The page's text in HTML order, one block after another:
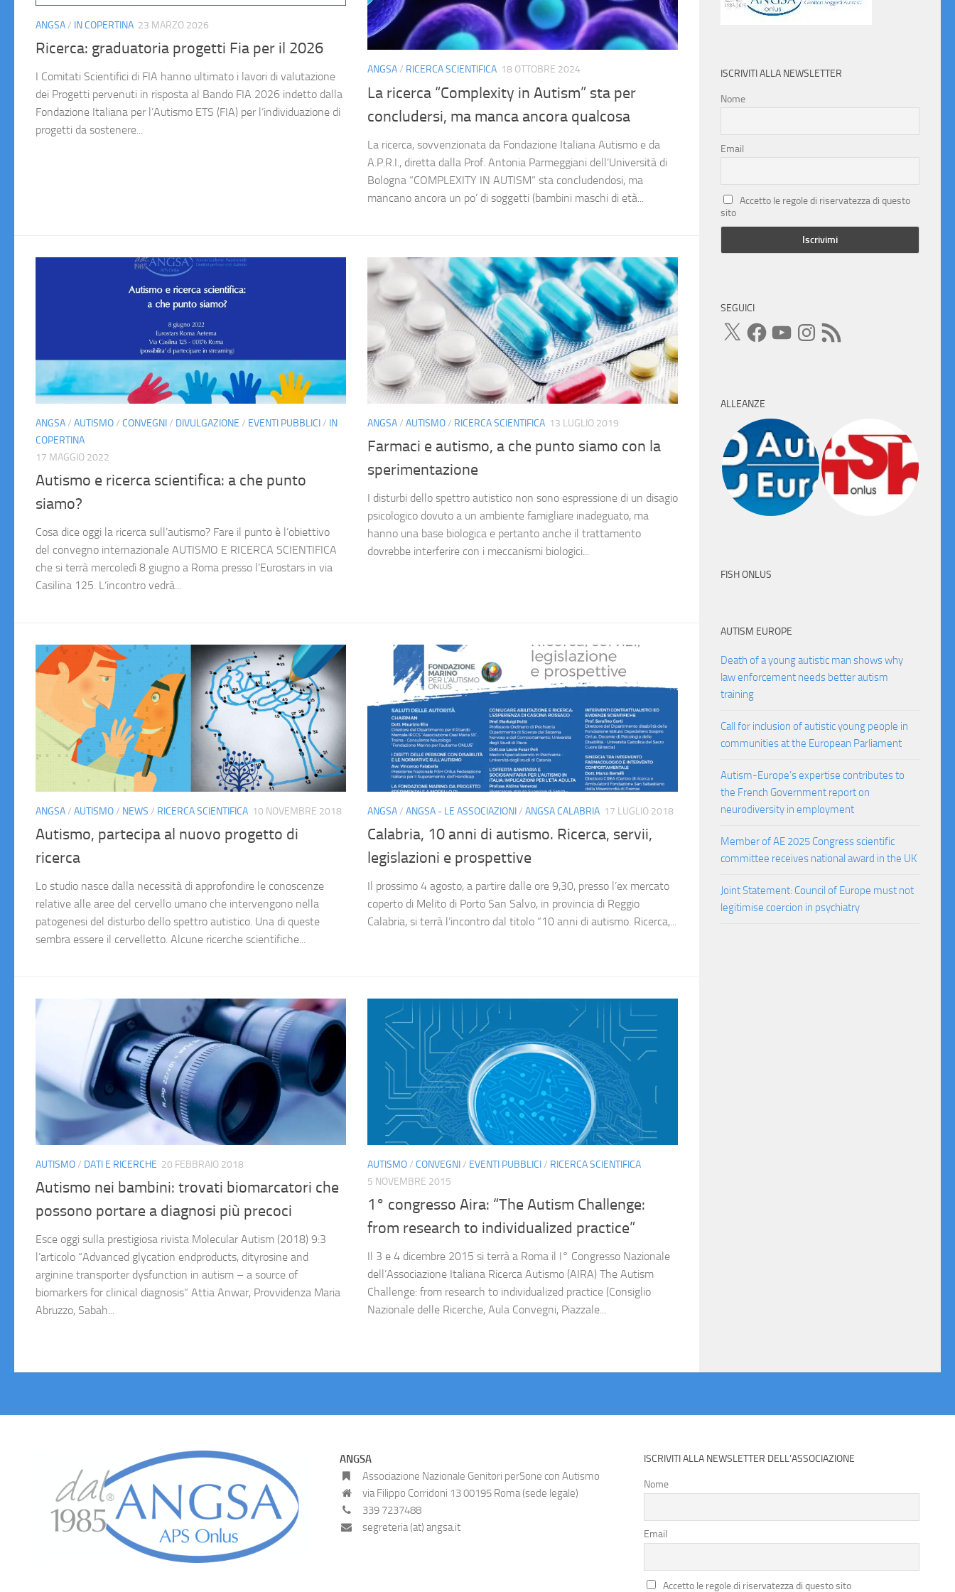
ANGSA/ IN COPERTINA 23 MARZO 2026
Ricerca: graduatoria progetti Fia per il 2026
I Comitati Scientifici di FIA hanno ultimato i lavori di valutazione
dei Progetti pervenuti in risposta al Bando FIA 2026 indetto dalla
Fondazione Italiana per l’Autismo ETS (FIA) per l’individuazione di
progetti da sostenere...
ANGSA/ RICERCA SCIENTIFICA 18 OTTOBRE 2024
La ricerca “Complexity in Autism” sta per
concludersi, ma manca ancora qualcosa
La ricerca, sovvenzionata da Fondazione Italiana Autismo e da
A.P.R.I., diretta dalla Prof. Antonia Parmeggiani dell’Università di
Bologna “COMPLEXITY IN AUTISM” sta concludendosi, ma
mancano ancora un po’ di soggetti (bambini maschi di età...
ANGSA/ AUTISMO/ CONVEGNI/ DIVULGAZIONE / EVENTI PUBBLICI/ IN
COPERTINA
17 MAGGIO 2022
Autismo e ricerca scientifica: a che punto
siamo?
Cosa dice oggi la ricerca sull’autismo? Fare il punto è l’obiettivo
del convegno internazionale AUTISMO E RICERCA SCIENTIFICA
che si terrà mercoledì 8 giugno a Roma presso l’Eurostars in via
Casilina 125. L’incontro vedrà...
ANGSA/ AUTISMO/ RICERCA SCIENTIFICA 13 LUGLIO 2019
Farmaci e autismo, a che punto siamo con la
sperimentazione
I disturbi dello spettro autistico non sono espressione di un disagio
psicologico dovuto a un ambiente famigliare inadeguato, ma
hanno una base biologica e pertanto anche il trattamento
dovrebbe interferire con i meccanismi biologici...
ANGSA/ AUTISMO/ NEWS / RICERCA SCIENTIFICA 10 NOVEMBRE 2018
Autismo, partecipa al nuovo progetto di
ricerca
Lo studio nasce dalla necessità di approfondire le conoscenze
relative alle aree del cervello umano che intervengono nella
patogenesi del disturbo dello spettro autistico. Una di queste
sembra essere il cervelletto. Alcune ricerche scientifiche...
ANGSA/ ANGSA - LE ASSOCIAZIONI/ ANGSA CALABRIA 17 LUGLIO 2018
Calabria, 10 anni di autismo. Ricerca, servii,
legislazioni e prospettive
Il prossimo 4 agosto, a partire dalle ore 9,30, presso l’ex mercato
coperto di Melito di Porto San Salvo, in provincia di Reggio
Calabria, si terrà l’incontro dal titolo “10 anni di autismo. Ricerca,...
AUTISMO/ DATI E RICERCHE 20 FEBBRAIO 2018
Autismo nei bambini: trovati biomarcatori che
possono portare a diagnosi più precoci
Esce oggi sulla prestigiosa rivista Molecular Autism (2018) 9:3
l’articolo “Advanced glycation endproducts, dityrosine and
arginine transporter dysfunction in autism – a source of
biomarkers for clinical diagnosis” Attia Anwar, Provvidenza Maria
Abruzzo, Sabah...
AUTISMO/ CONVEGNI/ EVENTI PUBBLICI/ RICERCA SCIENTIFICA
5 NOVEMBRE 2015
1° congresso Aira: “The Autism Challenge:
from research to individualized practice”
Il 3 e 4 dicembre 2015 si terrà a Roma il I° Congresso Nazionale
dell’Associazione Italiana Ricerca Autismo (AIRA) The Autism
Challenge: from research to individualized practice (Consiglio
Nazionale delle Ricerche, Aula Convegni, Piazzale...
ISCRIVITI ALLA NEWSLETTER
Nome
Email
Accetto le regole di riservatezza di questo
sito
SEGUICI
X FacebookYouTubeInstagram
Feed
RSS
ALLEANZE
FISH ONLUS
AUTISM EUROPE
Death of a young autistic man shows why
law enforcement needs better autism
training
Call for inclusion of autistic young people in
communities at the European Parliament
Autism-Europe’s expertise contributes to
the French Government report on
neurodiversity in employment
Member of AE 2025 Congress scientific
committee receives national award in the UK
Joint Statement: Council of Europe must not
legitimise coercion in psychiatry
ANGSA
Associazione Nazionale Genitori perSone con Autismo
via Filippo Corridoni 13 00195 Roma (sede legale)
339 7237488
segreteria (at) angsa.it
ISCRIVITI ALLA NEWSLETTER DELL’ASSOCIAZIONE
Nome
Email
Accetto le regole di riservatezza di questo sito